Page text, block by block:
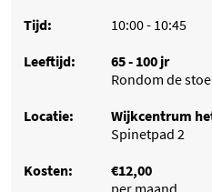
10:00 - 10:45
65 - 100 jr
Rondom de
Wijkcentrum
Spinetpad 2
€12,00
per maand